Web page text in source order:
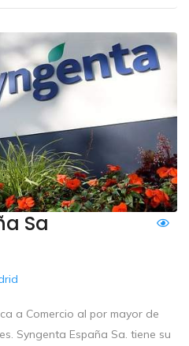
Sa
a Comercio al por mayor de
Syngenta España Sa. tiene su